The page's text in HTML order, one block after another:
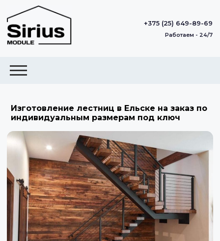
+375 (25) 649-89-69
Работаем - 24/7
Изготовление лестниц в Ельске на заказ по
индивидуальным размерам под ключ